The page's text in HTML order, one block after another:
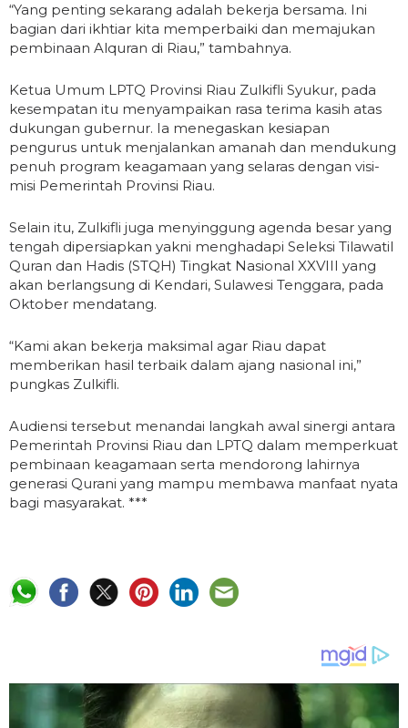
“Yang penting sekarang adalah bekerja bersama. Ini
bagian dari ikhtiar kita memperbaiki dan memajukan
pembinaan Alquran di Riau,” tambahnya.
Ketua Umum LPTQ Provinsi Riau Zulkifli Syukur, pada
kesempatan itu menyampaikan rasa terima kasih atas
dukungan gubernur. Ia menegaskan kesiapan
pengurus untuk menjalankan amanah dan mendukung
penuh program keagamaan yang selaras dengan visi-
misi Pemerintah Provinsi Riau.
Selain itu, Zulkifli juga menyinggung agenda besar yang
tengah dipersiapkan yakni menghadapi Seleksi Tilawatil
Quran dan Hadis (STQH) Tingkat Nasional XXVIII yang
akan berlangsung di Kendari, Sulawesi Tenggara, pada
Oktober mendatang.
“Kami akan bekerja maksimal agar Riau dapat
memberikan hasil terbaik dalam ajang nasional ini,”
pungkas Zulkifli.
Audiensi tersebut menandai langkah awal sinergi antara
Pemerintah Provinsi Riau dan LPTQ dalam memperkuat
pembinaan keagamaan serta mendorong lahirnya
generasi Qurani yang mampu membawa manfaat nyata
bagi masyarakat. ***